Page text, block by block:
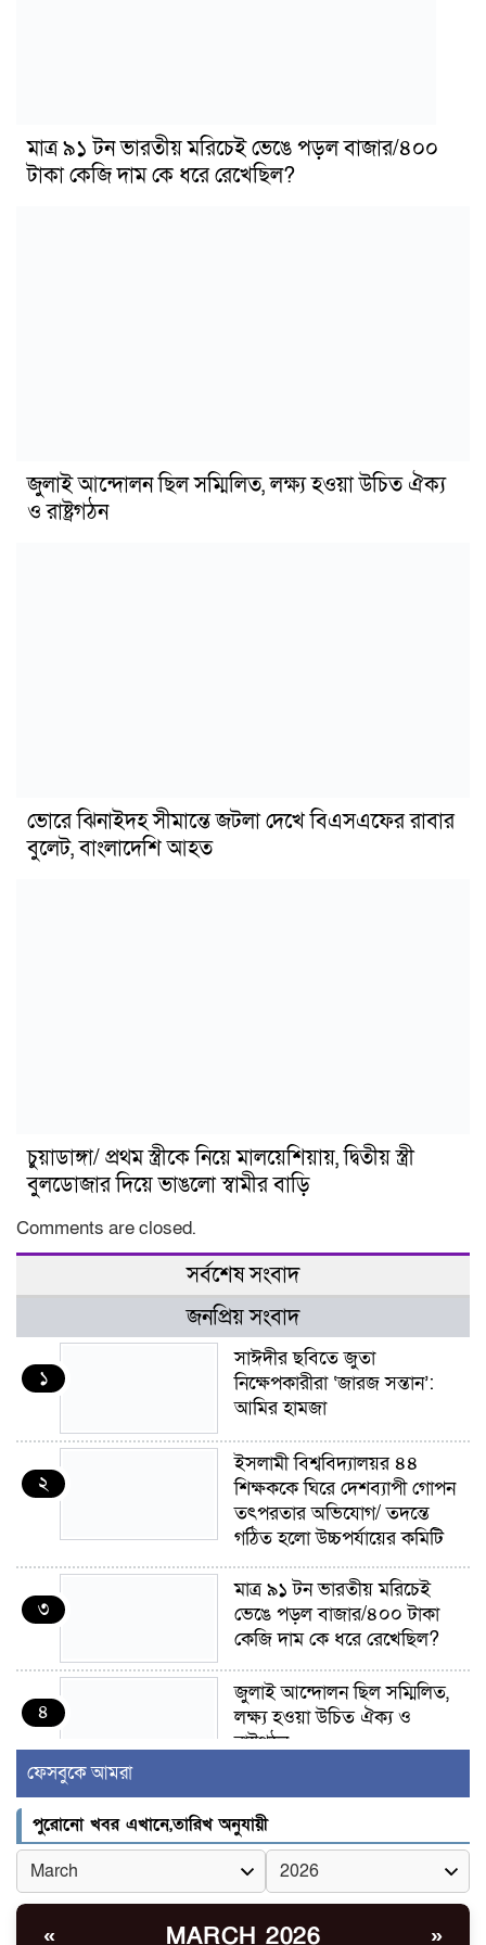
মাত্র ৯১ টন ভারতীয় মরিচেই ভেঙে পড়ল বাজার/৪০০
টাকা কেজি দাম কে ধরে রেখেছিল?
জুলাই আন্দোলন ছিল সম্মিলিত, লক্ষ্য হওয়া উচিত ঐক্য
ও রাষ্ট্রগঠন
ভোরে ঝিনাইদহ সীমান্তে জটলা দেখে বিএসএফের রাবার
বুলেট, বাংলাদেশি আহত
চুয়াডাঙ্গা/ প্রথম স্ত্রীকে নিয়ে মালয়েশিয়ায়, দ্বিতীয় স্ত্রী
বুলডোজার দিয়ে ভাঙলো স্বামীর বাড়ি
Comments are closed.
সর্বশেষ সংবাদ
জনপ্রিয় সংবাদ
১
সাঈদীর ছবিতে জুতা
নিক্ষেপকারীরা ‘জারজ সন্তান’:
আমির হামজা
২
ইসলামী বিশ্ববিদ্যালয়র ৪৪
শিক্ষককে ঘিরে দেশব্যাপী গোপন
তৎপরতার অভিযোগ/ তদন্তে
গঠিত হলো উচ্চপর্যায়ের কমিটি
৩
মাত্র ৯১ টন ভারতীয় মরিচেই
ভেঙে পড়ল বাজার/৪০০ টাকা
কেজি দাম কে ধরে রেখেছিল?
৪
জুলাই আন্দোলন ছিল সম্মিলিত,
লক্ষ্য হওয়া উচিত ঐক্য ও
রাষ্ট্রগঠন
৫
ভোরে ঝিনাইদহ সীমান্তে জটলা
দেখে বিএসএফের রাবার বুলেট,
বাংলাদেশি আহত
চুয়াডাঙ্গা/ প্রথম স্ত্রীকে নিয়ে
মালয়েশিয়ায়, দ্বিতীয় স্ত্রী
ফেসবুকে আমরা
পুরোনো খবর এখানে,তারিখ অনুযায়ী
« MARCH 2026 »